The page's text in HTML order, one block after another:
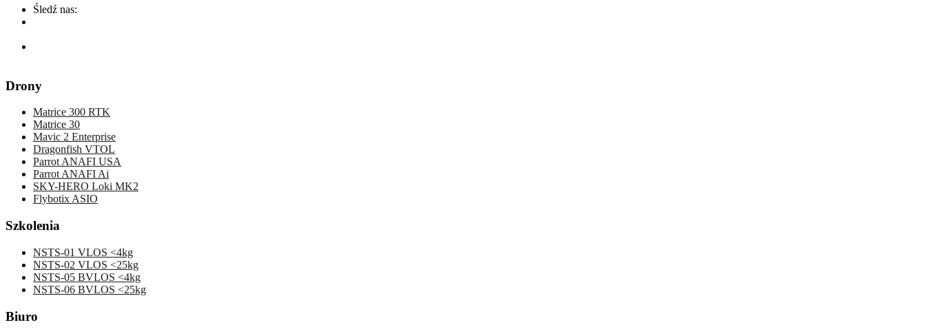
Śledź nas:
Drony
Matrice 300 RTK
Matrice 30
Mavic 2 Enterprise
Dragonfish VTOL
Parrot ANAFI USA
Parrot ANAFI Ai
SKY-HERO Loki MK2
Flybotix ASIO
Szkolenia
NSTS-01 VLOS <4kg
NSTS-02 VLOS <25kg
NSTS-05 BVLOS <4kg
NSTS-06 BVLOS <25kg
Biuro